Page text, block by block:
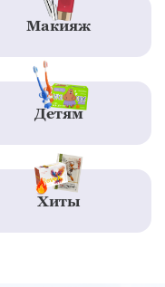
Макияж
Детям
Хиты